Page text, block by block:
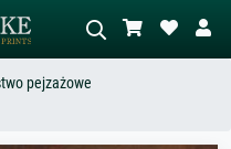
pejzażowe